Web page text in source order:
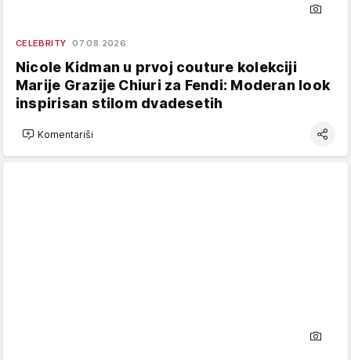
CELEBRITY 07.08.2026.
Nicole Kidman u prvoj couture kolekciji
Marije Grazije Chiuri za Fendi: Moderan look
inspirisan stilom dvadesetih
Komentariši